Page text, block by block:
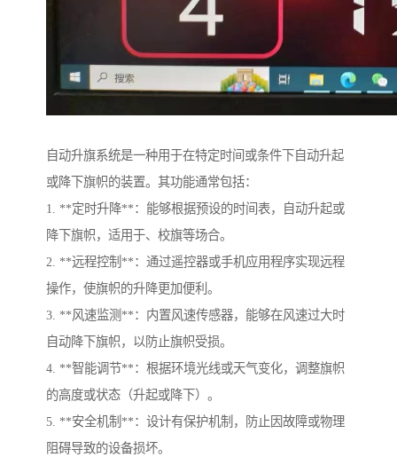
自动升旗系统是一种用于在特定时间或条件下自动升起
或降下旗帜的装置。其功能通常包括：
1. **定时升降**：能够根据预设的时间表，自动升起或
降下旗帜，适用于、校旗等场合。
2. **远程控制**：通过遥控器或手机应用程序实现远程
操作，使旗帜的升降更加便利。
3. **风速监测**：内置风速传感器，能够在风速过大时
自动降下旗帜，以防止旗帜受损。
4. **智能调节**：根据环境光线或天气变化，调整旗帜
的高度或状态（升起或降下）。
5. **安全机制**：设计有保护机制，防止因故障或物理
阻碍导致的设备损坏。